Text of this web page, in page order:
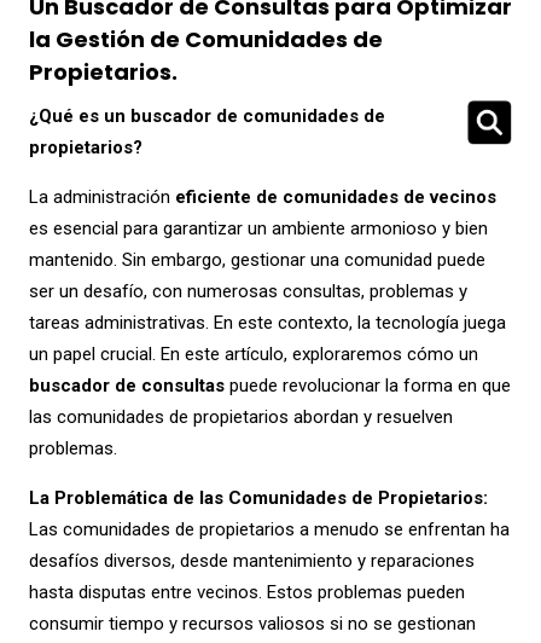
Un Buscador de Consultas para Optimizar
la Gestión de Comunidades de
Propietarios.
¿Qué es un buscador de comunidades de
propietarios?
La administración eficiente de comunidades de vecinos
es esencial para garantizar un ambiente armonioso y bien
mantenido. Sin embargo, gestionar una comunidad puede
ser un desafío, con numerosas consultas, problemas y
tareas administrativas. En este contexto, la tecnología juega
un papel crucial. En este artículo, exploraremos cómo un
buscador de consultaspuede revolucionar la forma en que
las comunidades de propietarios abordan y resuelven
problemas.
La Problemática de las Comunidades de Propietarios:
Las comunidades de propietarios a menudo se enfrentan ha
desafíos diversos, desde mantenimiento y reparaciones
hasta disputas entre vecinos. Estos problemas pueden
consumir tiempo y recursos valiosos si no se gestionan